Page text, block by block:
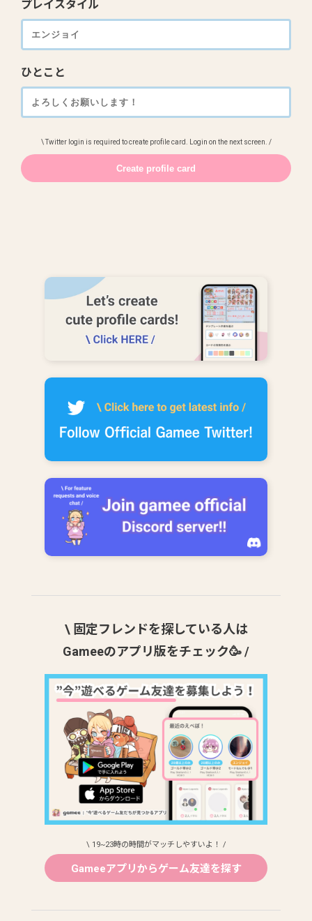
プレイスタイル
ひとこと
\ Twitter login is required to create profile card. Login on the next screen. /
\ 固定フレンドを探している人は
Gameeのアプリ版をチェック🥳 /
\ 19~23時の時間がマッチしやすいよ！ /
Gameeアプリからゲーム友達を探す